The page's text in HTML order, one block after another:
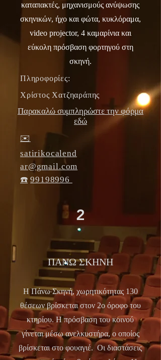
καταπακτές, μηχανισμούς ανύψωσης
σκηνικών, ήχο και φώτα, κυκλόραμα,
video projector, 4 καμαρίνια και
εύκολη πρόσβαση φορτηγού στη
σκηνή.
Πληροφορίες:
Χρίστος Χατζηαράπης
Παρακαλώ συμπληρώστε την φόρμα
εδώ
✉️
satirikocalend
ar@gmail.com
☎️ 99198996
2
ΠΑΝΩ ΣΚΗΝΗ
Η Πάνω Σκηνή, χωρητικότητας 130
θέσεων βρίσκεται στον 2ο όροφο του
κτηρίου. Η πρόσβαση του κοινού
γίνεται μέσω ανελκυστήρα, ο οποίος
βρίσκεται στο φουαγιέ. Οι διαστάσεις